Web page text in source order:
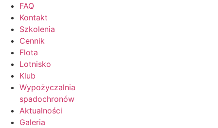
FAQ
Kontakt
Szkolenia
Cennik
Flota
Lotnisko
Klub
Wypożyczalnia
spadochronów
Aktualności
Galeria